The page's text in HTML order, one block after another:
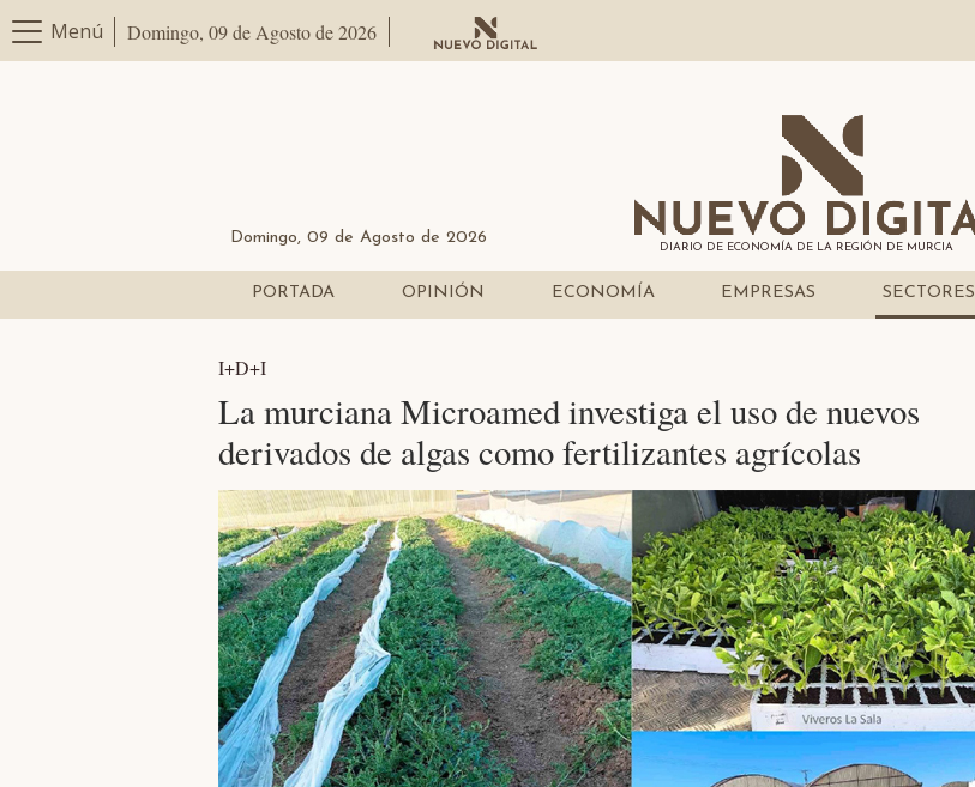
Menú Domingo, 09 de Agosto de 2026
Domingo, 09 de Agosto de 2026
DIARIO DE ECONOMÍA DE LA REGIÓN DE MURCIA
PORTADA OPINIÓN ECONOMÍA EMPRESAS SECTORES
I+D+I
La murciana Microamed investiga el uso de nuevos
derivados de algas como fertilizantes agrícolas